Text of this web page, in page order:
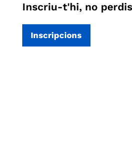
Inscriu-t'hi, no
Inscripcions